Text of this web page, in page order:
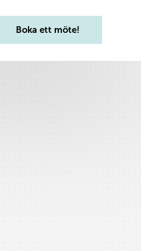
Boka ett möte!